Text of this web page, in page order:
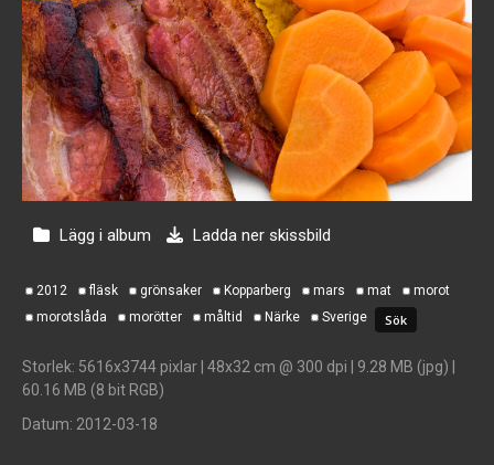
Lägg i album Ladda ner skissbild
2012 fläsk grönsaker Kopparberg mars mat
morot
morotslåda
morötter måltid Närke Sverige
Storlek: 5616x3744 pixlar | 48x32 cm @ 300 dpi | 9.28 MB (jpg) |
60.16 MB (8 bit RGB)
Datum: 2012-03-18